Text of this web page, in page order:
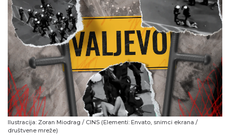
Ilustracija: Zoran Miodrag / CINS (Elementi: Envato, snimci ekrana /
društvene mreže)